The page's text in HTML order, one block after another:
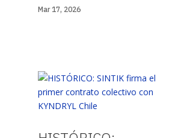
Mar 17, 2026